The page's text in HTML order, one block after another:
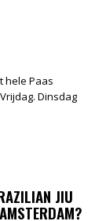
hele Paas
Dinsdag
JIU